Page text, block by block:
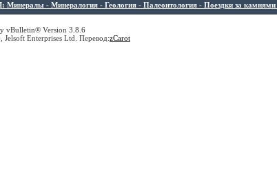
- Минералогия - Геология - Палеонтология - Поездки за камнями -
vBulletin® Version 3.8.6
Enterprises Ltd. Перевод:zCarot